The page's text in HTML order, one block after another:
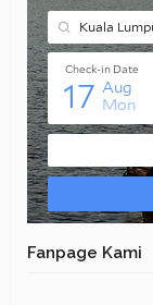
Fanpage Kami